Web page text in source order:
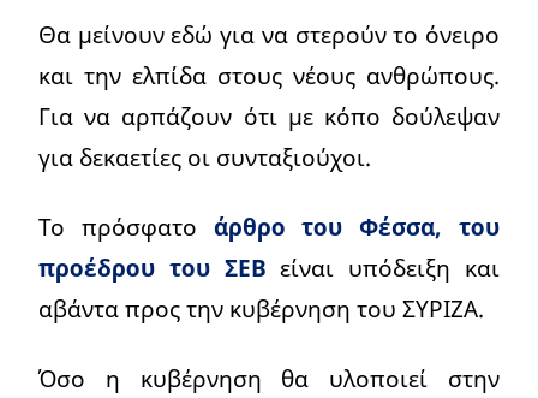
Θα μείνουν εδώ για να στερούν το όνειρο
και την ελπίδα στους νέους ανθρώπους.
Για να αρπάζουν ότι με κόπο δούλεψαν
για δεκαετίες οι συνταξιούχοι.
Το πρόσφατο άρθρο του Φέσσα, του
προέδρου του ΣΕΒ είναι υπόδειξη και
αβάντα προς την κυβέρνηση του ΣΥΡΙΖΑ.
Όσο η κυβέρνηση θα υλοποιεί στην